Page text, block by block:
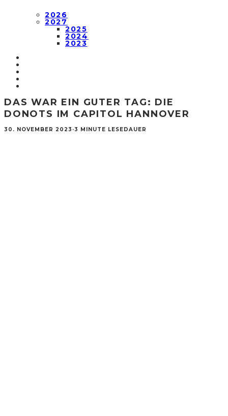
2026
2027
2025
2024
2023
DAS WAR EIN GUTER TAG: DIE
DONOTS IM CAPITOL HANNOVER
30. NOVEMBER 2023 ·3 MINUTE LESEDAUER